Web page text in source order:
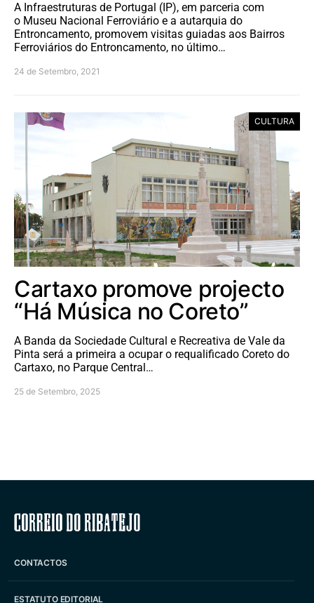
A Infraestruturas de Portugal (IP), em parceria com
o Museu Nacional Ferroviário e a autarquia do
Entroncamento, promovem visitas guiadas aos Bairros
Ferroviários do Entroncamento, no último…
24 de Setembro, 2021
CULTURA
Cartaxo promove projecto
“Há Música no Coreto”
A Banda da Sociedade Cultural e Recreativa de Vale da
Pinta será a primeira a ocupar o requalificado Coreto do
Cartaxo, no Parque Central…
25 de Setembro, 2025
Correio do Ribatejo
CONTACTOS
ESTATUTO EDITORIAL